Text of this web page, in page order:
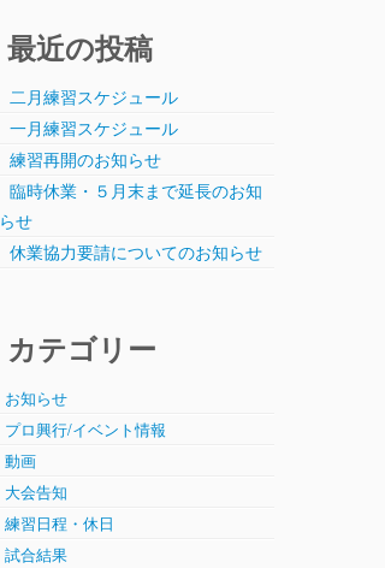
最近の投稿
二月練習スケジュール
一月練習スケジュール
練習再開のお知らせ
臨時休業・５月末まで延長のお知
らせ
休業協力要請についてのお知らせ
カテゴリー
お知らせ
プロ興行/イベント情報
動画
大会告知
練習日程・休日
試合結果